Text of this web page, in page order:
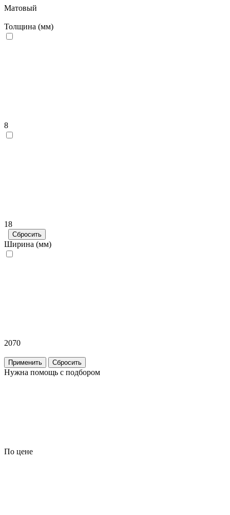
Матовый
Толщина (мм)
8
18
Сбросить
Ширина (мм)
2070
Применить Сбросить
Нужна помощь с подбором
По цене